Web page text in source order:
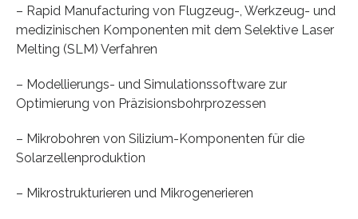
– Rapid Manufacturing von Flugzeug-, Werkzeug- und
medizinischen Komponenten mit dem Selektive Laser
Melting (SLM) Verfahren
– Modellierungs- und Simulationssoftware zur
Optimierung von Präzisionsbohrprozessen
– Mikrobohren von Silizium-Komponenten für die
Solarzellenproduktion
– Mikrostrukturieren und Mikrogenerieren